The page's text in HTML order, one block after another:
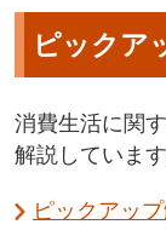
ピックア
消費生活に関
解説しています
ピックアッ